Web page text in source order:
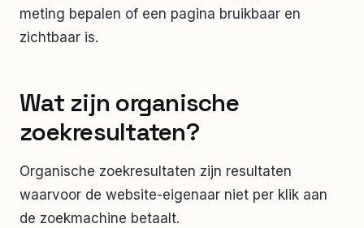
meting bepalen of een pagina bruikbaar en
zichtbaar is.
Wat zijn organische
zoekresultaten?
Organische zoekresultaten zijn resultaten
waarvoor de website-eigenaar niet per klik aan
de zoekmachine betaalt.